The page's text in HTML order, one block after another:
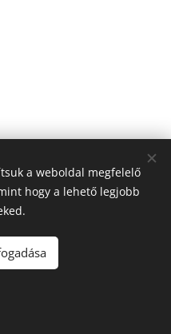
jog fenntartva
a weboldal megfelelő
hogy a lehető legjobb